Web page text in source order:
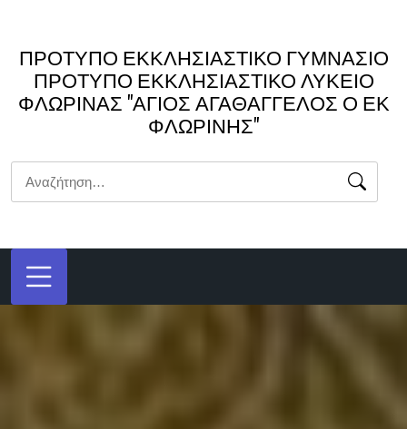
περιεχόμενο
ΠΡΟΤΥΠΟ ΕΚΚΛΗΣΙΑΣΤΙΚΟ ΓΥΜΝΑΣΙΟ
ΠΡΟΤΥΠΟ ΕΚΚΛΗΣΙΑΣΤΙΚΟ ΛΥΚΕΙΟ
ΦΛΩΡΙΝΑΣ "ΑΓΙΟΣ ΑΓΑΘΑΓΓΕΛΟΣ Ο ΕΚ
ΦΛΩΡΙΝΗΣ"
Αναζήτηση
για: